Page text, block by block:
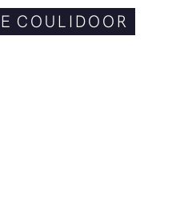
COULIDOOR